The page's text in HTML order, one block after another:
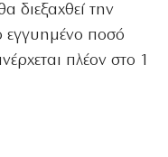
διεξαχθεί την
εγγυημένο ποσό
πλέον στο 1